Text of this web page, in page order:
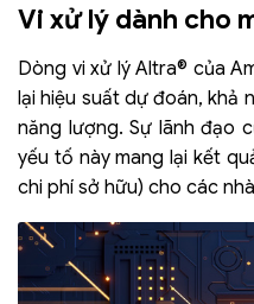
Vi xử lý dành cho
Dòng vi xử lý Altra® của
lại hiệu suất dự đoán, khả
năng lượng. Sự lãnh đạo
yếu tố này mang lại kết
chi phí sở hữu) cho các